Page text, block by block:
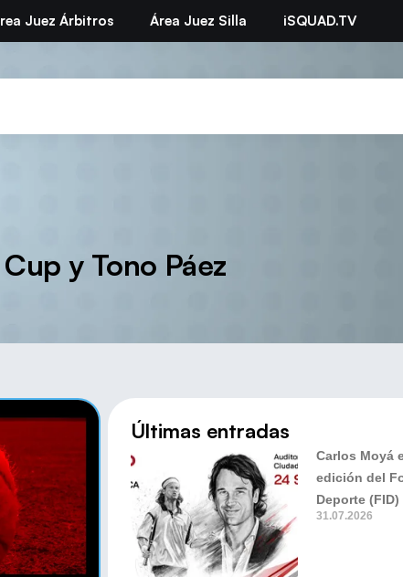
Juez Árbitros Área Juez Silla iSQUAD.TV
y Tono Páez
Últimas entradas
Carlos Moyá
edición del
Deporte (FID)
31.07.2026